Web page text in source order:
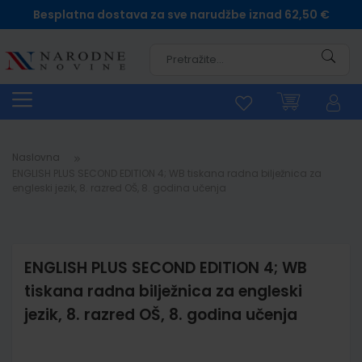
Besplatna dostava za sve narudžbe iznad 62,50 €
Naslovna
ENGLISH PLUS SECOND EDITION 4; WB
tiskana radna bilježnica za engleski
jezik, 8. razred OŠ, 8. godina učenja